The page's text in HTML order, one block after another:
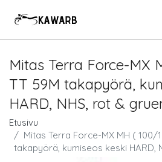
Mitas Terra Force-MX
TT 59M takapyörä,
HARD, NHS, rot &
Etusivu
Mitas Terra Force-MX MH ( 100/
takapyörä, kumiseos keski HARD,